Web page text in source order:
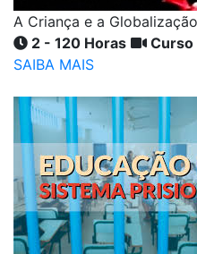
A Criança e a Globalização
2 - 120 Horas
Curso
SAIBA MAIS